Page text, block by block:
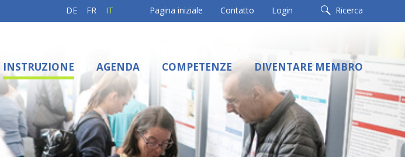
Ricerca
Pagina iniziale Contatto Login
DE FR IT
INSTRUZIONE AGENDA COMPETENZE DIVENTARE MEMBRO